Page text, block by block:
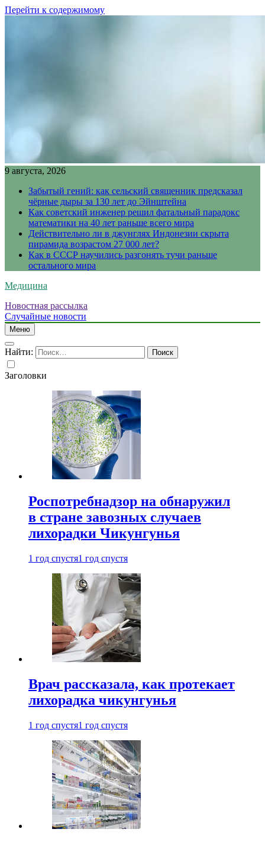
Перейти к содержимому
9 августа, 2026
Забытый гений: как сельский священник предсказал
чёрные дыры за 130 лет до Эйнштейна
Как советский инженер решил фатальный парадокс
математики на 40 лет раньше всего мира
Действительно ли в джунглях Индонезии скрыта
пирамида возрастом 27 000 лет?
Как в СССР научились разгонять тучи раньше
остального мира
Медицина
Новостная рассылка
Случайные новости
Меню
Найти:
Заголовки
Роспотребнадзор на обнаружил
в стране завозных случаев
лихорадки Чикунгунья
1 год спустя1 год спустя
Врач рассказала, как протекает
лихорадка чикунгунья
1 год спустя1 год спустя